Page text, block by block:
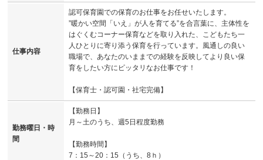
仕事内容
認可保育園での保育のお仕事をお任せいたします。
”暖かい空間「いえ」が人を育てる”を合言葉に、主体性を
はぐくむコーナー保育などを取り入れた、こどもたち一
人ひとりに寄り添う保育を行っています。風通しの良い
職場で、あなたのいままでの経験を反映してより良い保
育をしたい方にピッタリなお仕事です！
【保育士・認可園・社宅完備】
勤務曜日・時
間
【勤務日】
月～土のうち、週5日程度勤務
【勤務時間】
7：15～20：15（うち、8ｈ）